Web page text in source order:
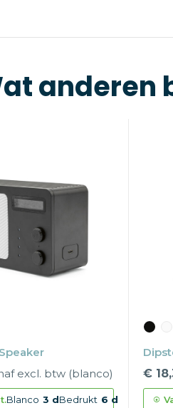
anderen
excl. btw (blanco)
Blanco 3 dBedrukt 6 d
€